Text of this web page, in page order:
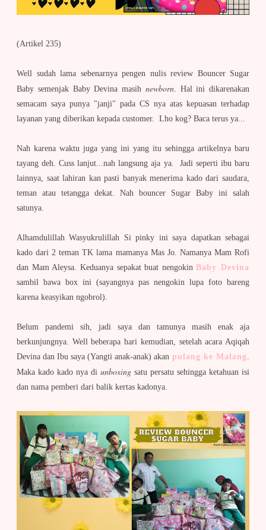
(Artikel 235)
Well sudah lama sebenarnya pengen nulis review Bouncer Sugar
Baby semenjak Baby Devina masih newborn. Hal ini dikarenakan
semacam saya punya "janji" pada CS nya atas kepuasan terhadap
layanan yang diberikan kepada customer. Lho kog? Baca terus ya...
Nah karena waktu juga yang ini yang itu sehingga artikelnya baru
tayang deh. Cuss lanjut...nah langsung aja ya. Jadi seperti ibu baru
lainnya, saat lahiran kan pasti banyak menerima kado dari saudara,
teman atau tetangga dekat. Nah bouncer Sugar Baby ini salah
satunya.
Alhamdulillah Wasyukrulillah Si pinky ini saya dapatkan sebagai
kado dari 2 teman TK lama mamanya Mas Jo. Namanya Mam Rofi
dan Mam Aleysa. Keduanya sepakat buat nengokinBaby Devina
sambil bawa box ini (sayangnya pas nengokin lupa foto bareng
karena keasyikan ngobrol).
Belum pandemi sih, jadi saya dan tamunya masih enak aja
berkunjungnya. Well beberapa hari kemudian, setelah acara Aqiqah
Devina dan Ibu saya (Yangti anak-anak) akan pulang ke Malang .
Maka kado kado nya di unboxing satu persatu sehingga ketahuan isi
dan nama pemberi dari balik kertas kadonya.